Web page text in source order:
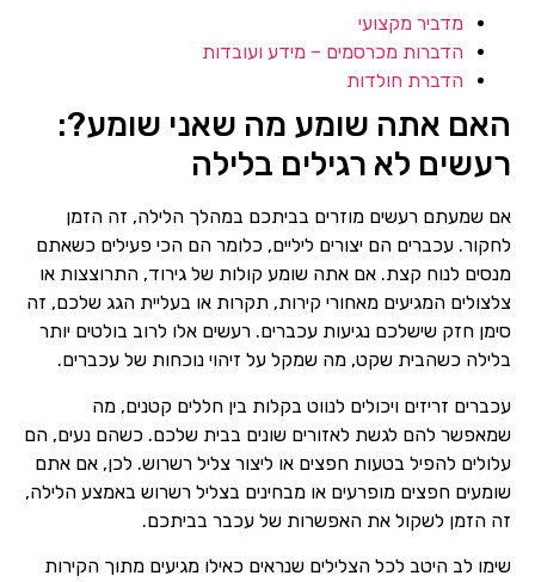
מדביר מקצועי
הדברות מכרסמים – מידע ועובדות
הדברת חולדות
האם אתה שומע מה שאני שומע?:
רעשים לא רגילים בלילה
אם שמעתם רעשים מוזרים בביתכם במהלך הלילה, זה הזמן
לחקור. עכברים הם יצורים ליליים, כלומר הם הכי פעילים כשאתם
מנסים לנוח קצת. אם אתה שומע קולות של גירוד, התרוצצות או
צלצולים המגיעים מאחורי קירות, תקרות או בעליית הגג שלכם, זה
סימן חזק שישלכם נגיעות עכברים. רעשים אלו לרוב בולטים יותר
בלילה כשהבית שקט, מה שמקל על זיהוי נוכחות של עכברים.
עכברים זריזים ויכולים לנווט בקלות בין חללים קטנים, מה
שמאפשר להם לגשת לאזורים שונים בבית שלכם. כשהם נעים, הם
עלולים להפיל בטעות חפצים או ליצור צליל רשרוש. לכן, אם אתם
שומעים חפצים מופרעים או מבחינים בצליל רשרוש באמצע הלילה,
זה הזמן לשקול את האפשרות של עכבר בביתכם.
שימו לב היטב לכל הצלילים שנראים כאילו מגיעים מתוך הקירות